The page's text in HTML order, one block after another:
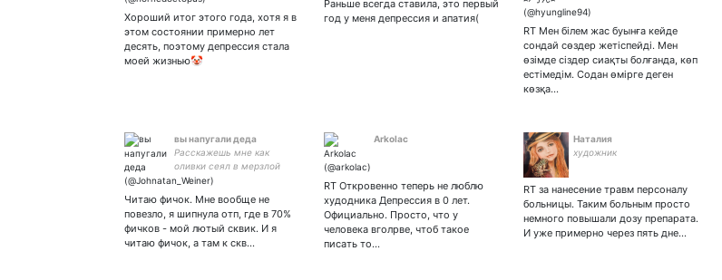
Хороший итог этого года, хотя я в
этом состоянии примерно лет
десять, поэтому депрессия стала
моей жизнью🤡
Раньше всегда ставила, это первый
год у меня депрессия и апатия(
RT Мен білем жас буынға кейде
сондай сөздер жетіспейді. Мен
өзімде сіздер сиақты болғанда, көп
естімедім. Содан өмірге деген
көзқа…
вы напугали деда
Расскажешь мне как
оливки сеял в мерзлой
почве Пакистана? || such
Читаю фичок. Мне вообще не
повезло, я шипнула отп, где в 70%
фичков - мой лютый сквик. И я
читаю фичок, а там к скв…
Arkolac
RT Откровенно теперь не люблю
худодника Депрессия в 0 лет.
Официально. Просто, что у
человека вголрве, чтоб такое
писать то…
Наталия
художник
RT за нанесение травм персоналу
больницы. Таким больным просто
немного повышали дозу препарата.
И уже примерно через пять дне…